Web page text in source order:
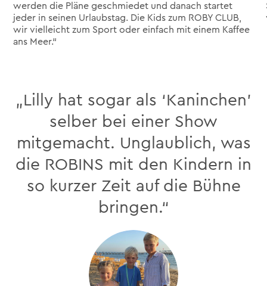
werden die Pläne geschmiedet und danach startet
jeder in seinen Urlaubstag. Die Kids zum ROBY CLUB,
wir vielleicht zum Sport oder einfach mit einem Kaffee
ans Meer.“
„Lilly hat sogar als ‘Kaninchen’
selber bei einer Show
mitgemacht. Unglaublich, was
die ROBINS mit den Kindern in
so kurzer Zeit auf die Bühne
bringen.“